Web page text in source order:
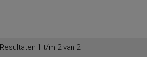
Resultaten 1 t/m 2 van 2